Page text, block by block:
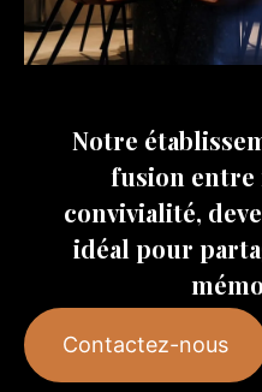
Notre
fusion
convivialité,
idéal pour
Contactez-nous